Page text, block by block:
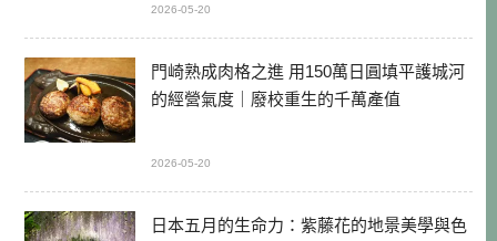
2026-05-20
門崎熟成肉格之進 用150萬日圓填平護城河
的經營氣度｜廢校重生的千萬產值
2026-05-20
日本五月的生命力：紫藤花的地景美學與色